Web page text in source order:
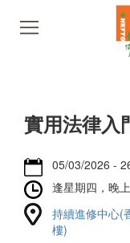
實用法律入
05/03/2026 -
逢星期四，晚
持續進修中心(
樓)